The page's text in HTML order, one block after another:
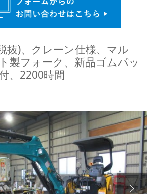
抜)、クレーン仕様、マル
製フォーク、新品ゴムパッ
、2200時間
Next